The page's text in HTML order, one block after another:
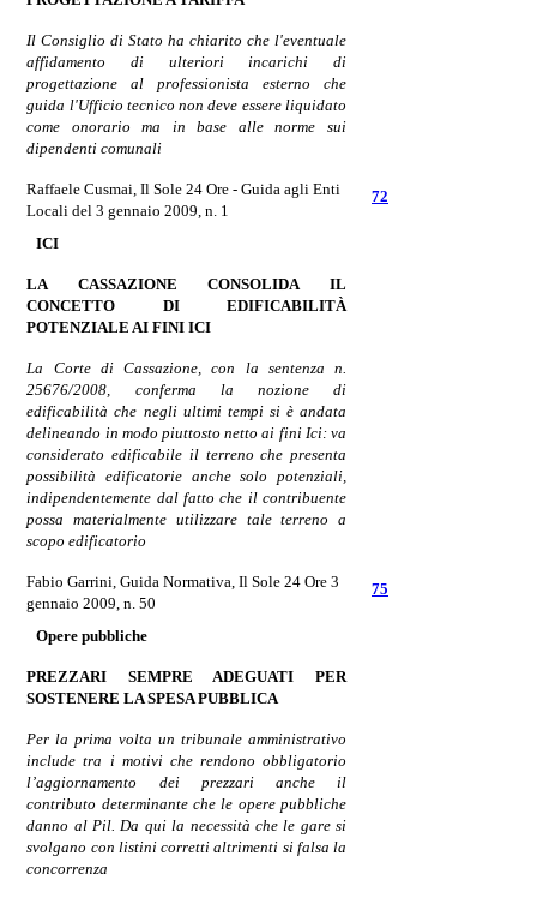
Il Consiglio di Stato ha chiarito che l'eventuale
affidamento di ulteriori incarichi di
progettazione al professionista esterno che
guida l'Ufficio tecnico non deve essere liquidato
come onorario ma in base alle norme sui
dipendenti comunali
Raffaele Cusmai ,Il Sole 24 Ore - Guida agli Enti
Locali del 3 gennaio 2009, n. 1
72
ICI
LA CASSAZIONE CONSOLIDAIL
CONCETTO DI EDIFICABILITÀ
POTENZIALE AI FINIICI
La Cortedi Cassazione, con la sentenza n.
25676/2008, conferma la nozione di
edificabilità che negli ultimi tempi si è andata
delineando in modo piuttosto netto ai fini Ici: va
considerato edificabile il terreno che presenta
possibilità edificatorie anche solo potenziali,
indipendentemente dal fatto che il contribuente
possa materialmente utilizzare tale terreno a
scopo edificatorio
Fabio Garrini,Guida Normativa, Il Sole 24 Ore 3
gennaio 2009, n. 50
75
Opere pubbliche
PREZZARI SEMPRE ADEGUATI PER
SOSTENERE LA SPESAPUBBLICA
Per la prima volta un tribunale amministrativo
include tra i motivi che rendono obbligatorio
l’aggiornamento dei prezzari anche il
contributo determinante che le opere pubbliche
danno al Pil. Da qui la necessità che le gare si
svolgano con listini corretti altrimenti si falsa la
concorrenza